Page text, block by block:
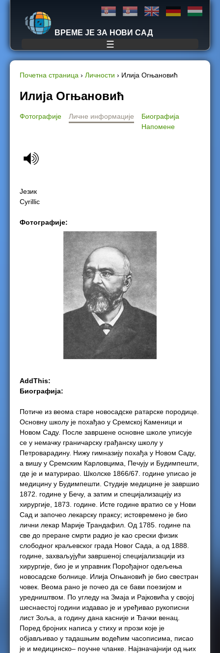
Jump to navigation
ВРЕМЕ ЈЕ ЗА НОВИ САД
☰
Y
o
e
Почетна страница › Личности › Илија Огњановић
Илија Огњановић
Фотографије Личне информације
Биографија
Напомене
Језик
Cyrillic
Фотографије:
AddThis:
Биографија:
Потиче из веома старе новосадске ратарске породице.
Основну школу је похађао у Сремској Каменици и
Новом Саду. После завршене основне школе уписује
се у немачку граничарску грађанску школу у
Петроварадину. Нижу гимназију похађа у Новом Саду,
а вишу у Сремским Карловцима, Печују и Будимпешти,
где је и матурирао. Школске 1866/67. године уписао је
медицину у Будимпешти. Студије медицине је завршио
1872. године у Бечу, а затим и специјализацију из
хирургије, 1873. године. Исте године вратио се у Нови
Сад и започео лекарску праксу; истовремено је био
лични лекар Марије Трандафил. Од 1785. године па
све до преране смрти радио је као срески физик
слободног краљевског града Новог Сада, а од 1888.
године, захваљујући завршеној специјализацији из
хирургије, био је и управник Порођајног одељења
новосадске болнице. Илија Огњановић је био свестран
човек. Веома рано је почео да се бави поезијом и
уредништвом. По угледу на Змаја и Рајковића у својој
шеснаестој години издавао је и уређивао рукописни
лист Зоља, а годину дана касније и Ђачки венац.
Поред бројних написа у стиху и прози које је
објављивао у тадашњим водећим часописима, писао
је и медицинско– поучне чланке. Најзначајнији од њих